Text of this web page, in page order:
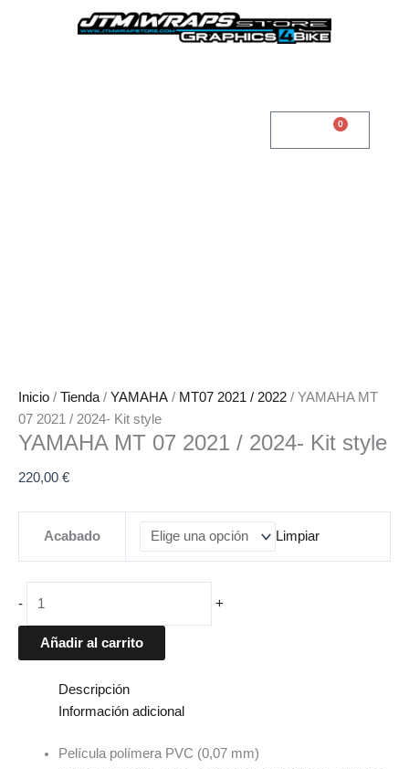
0
Cart
Inicio / Tienda / YAMAHA / MT07 2021 / 2022 / YAMAHA MT
07 2021 / 2024- Kit style
YAMAHA MT 07 2021 / 2024- Kit style
220,00 €
Acabado Limpiar
- +
Añadir al carrito
Descripción
Información adicional
Película polímera PVC (0,07 mm)